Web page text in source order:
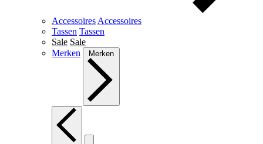
Accessoires Accessoires
Tassen Tassen
Sale Sale
Merken
Merken